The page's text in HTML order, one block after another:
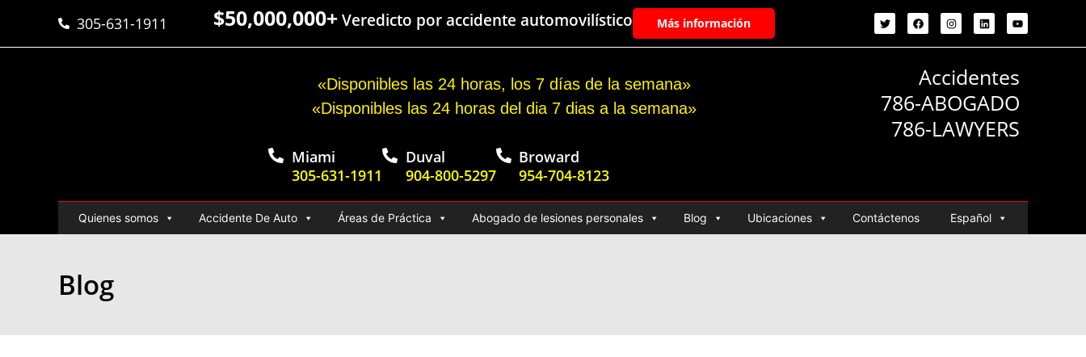
305-631-1911 $50,000,000+Veredicto por accidente automovilístico Más información
«Disponibles las 24 horas, los 7 días de la semana»
«Disponibles las 24 horas del dia 7 dias a la semana»
Miami
305-631-1911
Duval
904-800-5297
Broward
954-704-8123
Accidentes
786-ABOGADO
786-LAWYERS
Quienes somos Accidente De Auto Áreas de Práctica Abogado de lesiones personales Blog Ubicaciones Contáctenos Español
Blog